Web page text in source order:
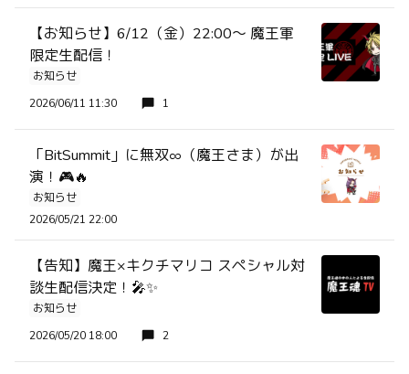
【お知らせ】6/12（金）22:00〜 魔王軍
限定生配信！
お知らせ
2026/06/11 11:30
1
「BitSummit」に無双∞（魔王さま）が出
演！🎮🔥
お知らせ
2026/05/21 22:00
【告知】魔王×キクチマリコ スペシャル対
談生配信決定！🎤✨
お知らせ
2026/05/20 18:00
2